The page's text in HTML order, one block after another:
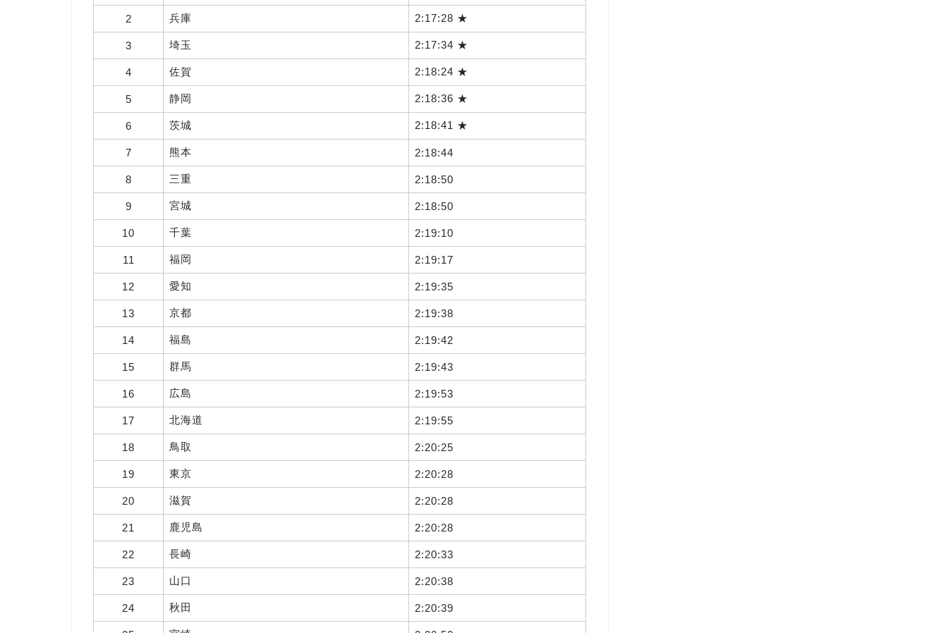
2 兵庫 2:17:28 ★
3 埼玉 2:17:34 ★
4 佐賀 2:18:24 ★
5 静岡 2:18:36 ★
6 茨城 2:18:41 ★
7 熊本 2:18:44
8 三重 2:18:50
9 宮城 2:18:50
10 千葉 2:19:10
11 福岡 2:19:17
12 愛知 2:19:35
13 京都 2:19:38
14 福島 2:19:42
15 群馬 2:19:43
16 広島 2:19:53
17 北海道 2:19:55
18 鳥取 2:20:25
19 東京 2:20:28
20 滋賀 2:20:28
21 鹿児島 2:20:28
22 長崎 2:20:33
23 山口 2:20:38
24 秋田 2:20:39